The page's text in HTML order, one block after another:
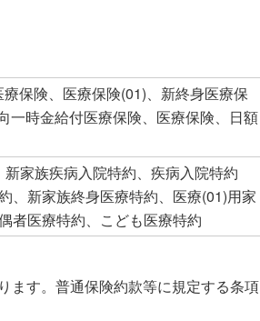
保険、医療保険(01)、新終身医療保
一時金給付医療保険、医療保険、日額
家族疾病入院特約、疾病入院特約
、新家族終身医療特約、医療(01)用家
者医療特約、こども医療特約
ます。普通保険約款等に規定する条項